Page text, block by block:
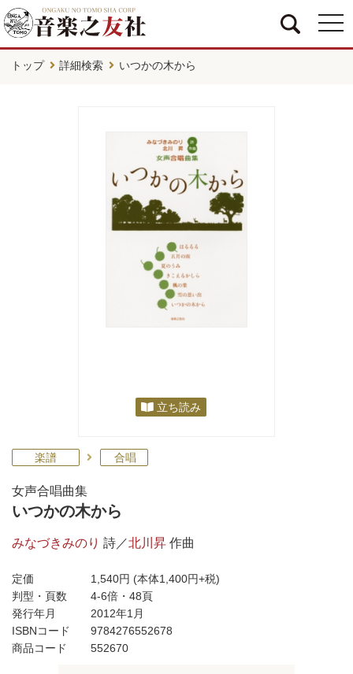
トップ 詳細検索 いつかの木から
立ち読み
楽譜 合唱
女声合唱曲集
いつかの木から
みなづきみのり 詩／北川昇 作曲
定価 1,540円 (本体1,400円+税)
判型・頁数
4-6倍・48頁
発行年月
2012年1月
ISBNコード
9784276552678
商品コード
552670